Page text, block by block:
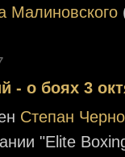
Малиновского
- о боях 3
Степан
"Elite